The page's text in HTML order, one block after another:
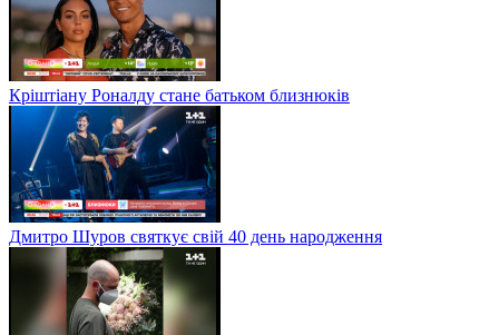
Кріштіану Роналду стане батьком близнюків
Дмитро Шуров святкує свій 40 день народження